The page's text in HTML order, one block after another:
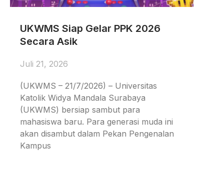
UKWMS Siap Gelar PPK 2026
Secara Asik
Juli 21, 2026
(UKWMS – 21/7/2026) – Universitas
Katolik Widya Mandala Surabaya
(UKWMS) bersiap sambut para
mahasiswa baru. Para generasi muda ini
akan disambut dalam Pekan Pengenalan
Kampus